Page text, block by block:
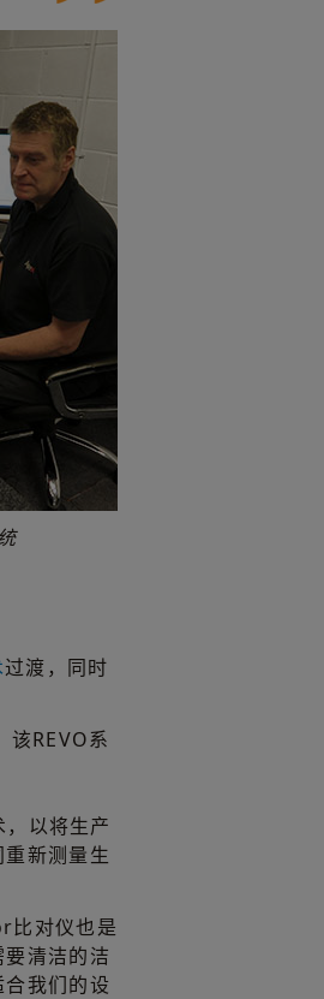
过渡，同时
REVO系
以将生产
新测量生
比对仪也是
清洁的洁
我们的设